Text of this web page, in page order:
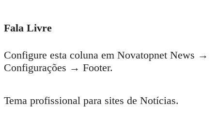
Fala Livre
Configure esta coluna em Novatopnet News →
Configurações → Footer.
Tema profissional para sites de Notícias.